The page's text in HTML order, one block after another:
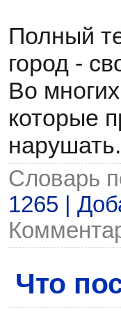
Полный
город -
Во
которые
Словарь
1265 |
Что